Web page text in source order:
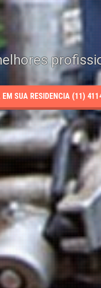
EM SUA RESIDENCIA (11)